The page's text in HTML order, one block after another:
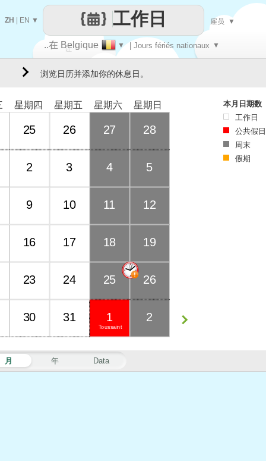
让
..在 Belgique ▼ | Jours fériés nationaux ▼
工作日
ZH EN ▼ 雇员 ▼
浏览日历并添加你的休息日。
月 年 Data
星期四 星期五 星期六 星期日
25 26 27 28
2 3 4 5
9 10 11 12
16 17 18 19
23 24 25 26
30 31
Toussaint
1 2
本月日期数
工作日
公共假日
周末
假期